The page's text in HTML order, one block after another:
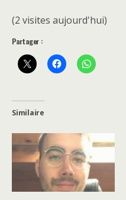
(2 visites aujourd'hui)
Partager :
Similaire